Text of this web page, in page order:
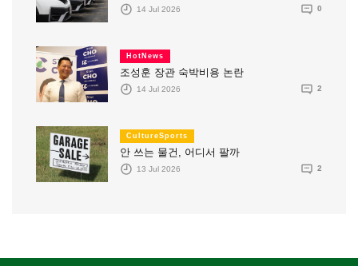
14 Jul 2026 0
HotNews
조성훈 장관 숙박비용 논란
14 Jul 2026 2
CultureSports
안 쓰는 물건, 어디서 팔까
13 Jul 2026 2